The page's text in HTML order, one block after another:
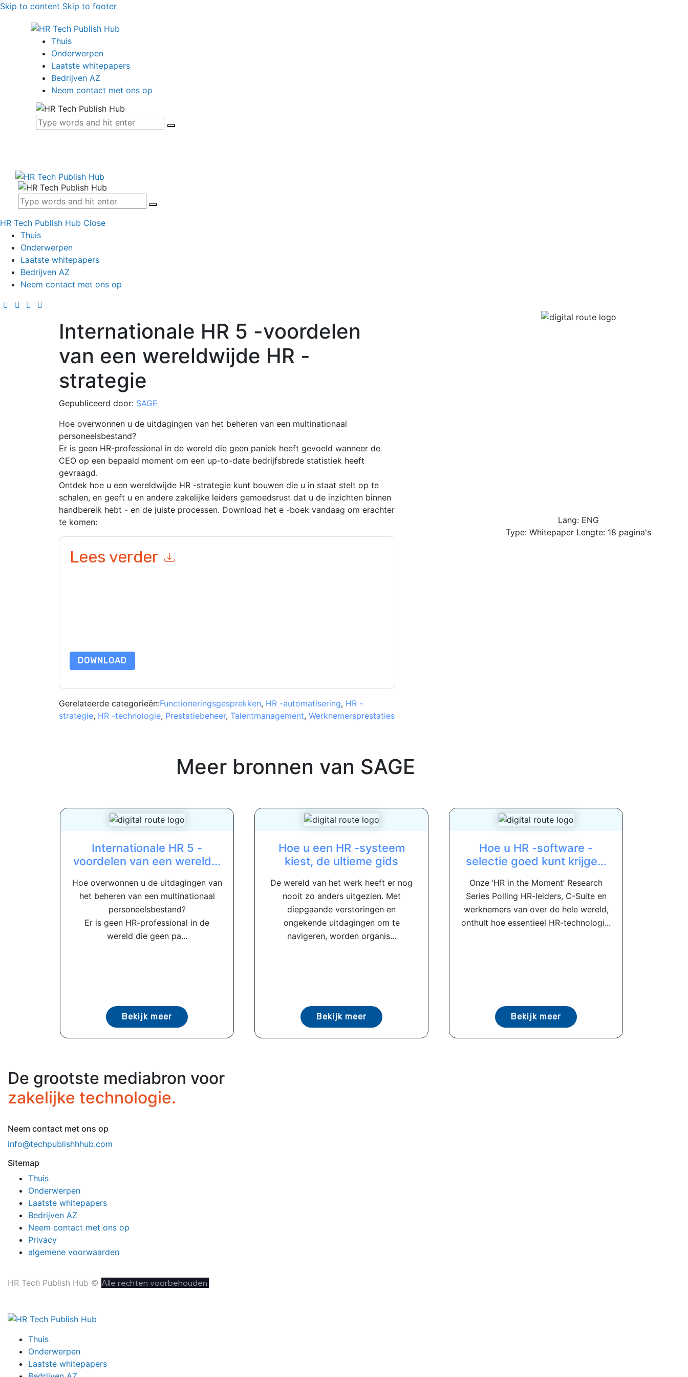
Skip to content Skip to footer
Thuis
Onderwerpen
Laatste whitepapers
Bedrijven AZ
Neem contact met ons op
HR Tech Publish Hub Close
Thuis
Onderwerpen
Laatste whitepapers
Bedrijven AZ
Neem contact met ons op
Internationale HR 5 -voordelen
van een wereldwijde HR -
strategie
Gepubliceerd door: SAGE
Hoe overwonnen u de uitdagingen van het beheren van een multinationaal
personeelsbestand?
Er is geen HR-professional in de wereld die geen paniek heeft gevoeld wanneer de
CEO op een bepaald moment om een ​​up-to-date bedrijfsbrede statistiek heeft
gevraagd.
Ontdek hoe u een wereldwijde HR -strategie kunt bouwen die u in staat stelt op te
schalen, en geeft u en andere zakelijke leiders gemoedsrust dat u de inzichten binnen
handbereik hebt - en de juiste processen. Download het e -boek vandaag om erachter
te komen:
Lees verder
DOWNLOAD
Gerelateerde categorieën:Functioneringsgesprekken, HR -automatisering, HR -
strategie, HR -technologie, Prestatiebeheer, Talentmanagement, Werknemersprestaties
Lang: ENG
Type: Whitepaper Lengte: 18 pagina's
Meer bronnen van SAGE
Internationale HR 5 -
voordelen van een wereld...
Hoe overwonnen u de uitdagingen van
het beheren van een multinationaal
personeelsbestand?
Er is geen HR-professional in de
wereld die geen pa...
Bekijk meer
Hoe u een HR -systeem
kiest, de ultieme gids
De wereld van het werk heeft er nog
nooit zo anders uitgezien. Met
diepgaande verstoringen en
ongekende uitdagingen om te
navigeren, worden organis...
Bekijk meer
Hoe u HR -software -
selectie goed kunt krijge...
Onze ‘HR in the Moment’ Research
Series Polling HR-leiders, C-Suite en
werknemers van over de hele wereld,
onthult hoe essentieel HR-technologi...
Bekijk meer
De grootste mediabron voor
zakelijke technologie.
Neem contact met ons op
info@techpublishhhub.com
Sitemap
Thuis
Onderwerpen
Laatste whitepapers
Bedrijven AZ
Neem contact met ons op
Privacy
algemene voorwaarden
HR Tech Publish Hub © Alle rechten voorbehouden.
Thuis
Onderwerpen
Laatste whitepapers